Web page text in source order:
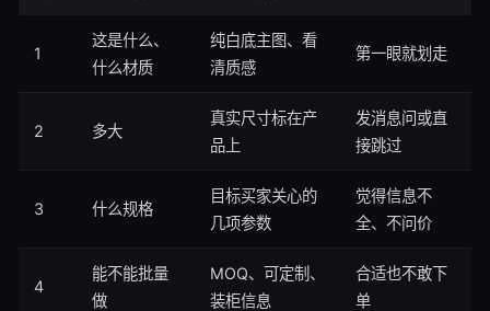
1
这是什么、
什么材质
纯白底主图、看
清质感
第一眼就划走
2 多大
真实尺寸标在产
品上
发消息问或直
接跳过
3 什么规格
目标买家关心的
几项参数
觉得信息不
全、不问价
4
能不能批量
做
MOQ、可定制、
装柜信息
合适也不敢下
单